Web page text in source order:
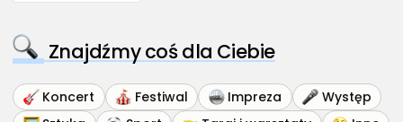
Znajdźmy coś dla Ciebie
Koncert Festiwal Impreza
Występ